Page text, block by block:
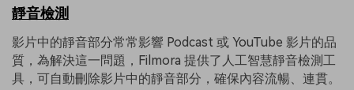
靜音檢測
影片中的靜音部分常常影響 Podcast 或 YouTube 影片的品
質，為解決這一問題，Filmora 提供了人工智慧靜音檢測工
具，可自動刪除影片中的靜音部分，確保內容流暢、連貫。